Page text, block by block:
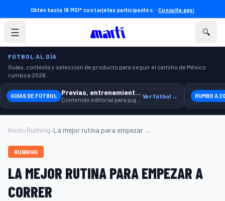
Obtén hasta 18 MSI* con tarjetas participantes. ·Consulta aquí
☰ 🔍
FÚTBOL AL DÍA
Guías, contexto y selección de producto para seguir el camino de México
rumbo a 2026.
GUÍAS DE FÚTBOL Previas, entrenamiento y producto Ver fútbol → RUMBO A
Inicio›Running› La mejor rutina para empezar a correr...
RUNNING
LA MEJOR RUTINA PARA EMPEZAR A
CORRER